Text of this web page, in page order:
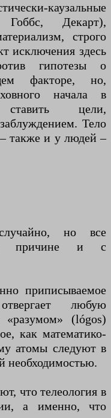
каузальные
Гоббс, Декарт),
строго
исключения здесь
гипотезы о
факторе, но,
начала в
цели,
Тело
также и у людей –
но все
причине и с
приписываемое
любую
«разумом» (lógos)
как математико-
атомы следуют в
необходимостью.
что телеология в
а именно, что